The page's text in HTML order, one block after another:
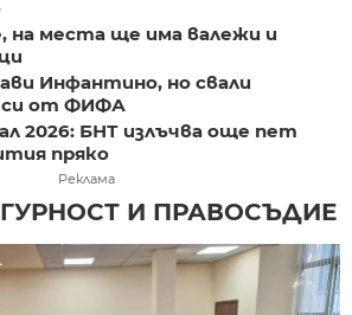
на места ще има валежи и
Инфантино, но свали
си от ФИФА
2026: БНТ излъчва още пет
пряко
Реклама
И ПРАВОСЪДИЕ